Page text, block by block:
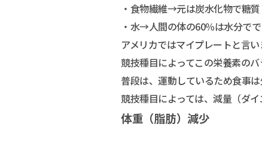
・食物繊維→元は炭水化物で糖
・水→人間の体の60％は水分で
アメリカではマイプレートと言
競技種目によってこの栄養素の
普段は、運動しているため食事は
競技種目によっては、減量（ダイ
体重（脂肪）減少